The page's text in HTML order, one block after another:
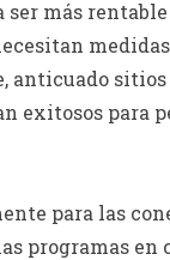
más
anticuado
exitosos para
para las
programas